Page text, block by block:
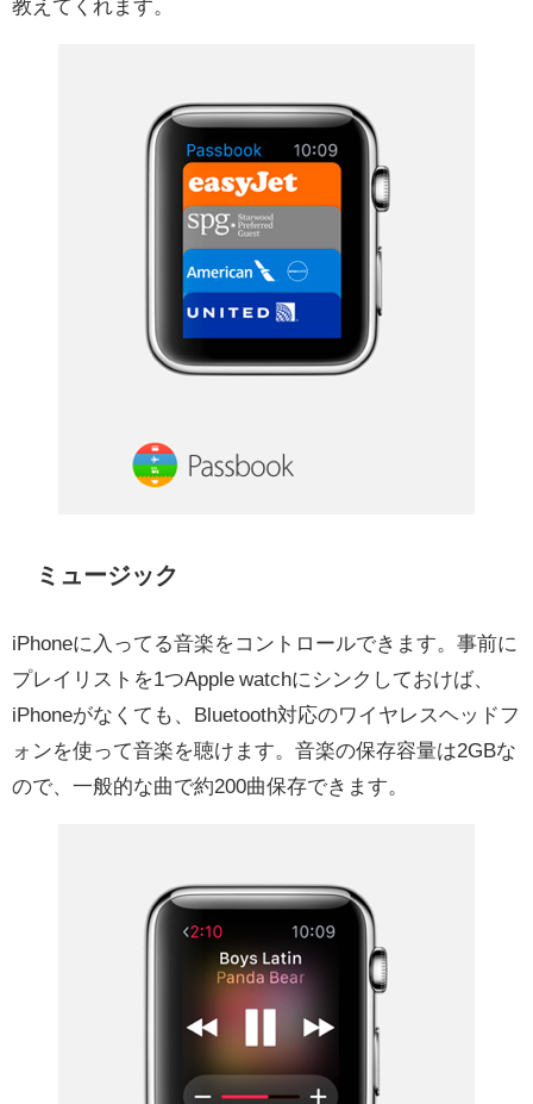
教えてくれます。
ミュージック
iPhoneに入ってる音楽をコントロールできます。事前に
プレイリストを1つApple watchにシンクしておけば、
iPhoneがなくても、Bluetooth対応のワイヤレスヘッドフ
ォンを使って音楽を聴けます。音楽の保存容量は2GBな
ので、一般的な曲で約200曲保存できます。